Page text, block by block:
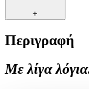
+
Περιγραφή
Με λίγα